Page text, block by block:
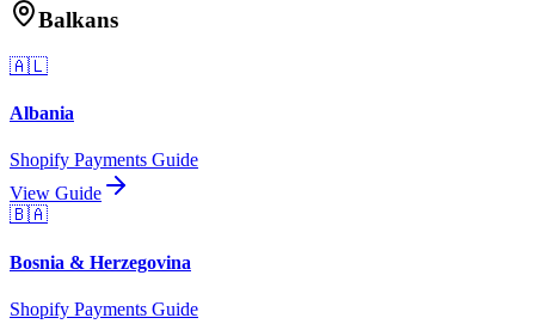
Balkans
🇦🇱
Albania
Shopify Payments Guide
View Guide
🇧🇦
Bosnia & Herzegovina
Shopify Payments Guide